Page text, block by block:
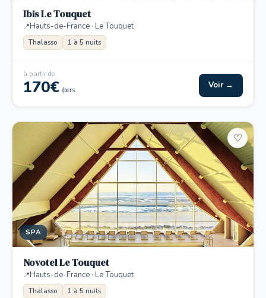
Ibis Le Touquet
Hauts-de-France · Le Touquet
Thalasso 1 à 5 nuits
à partir de
170€ /pers. Voir →
SPA
♡
Novotel Le Touquet
Hauts-de-France · Le Touquet
Thalasso 1 à 5 nuits